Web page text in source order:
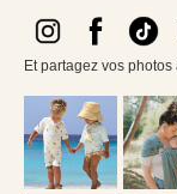
Et partagez vos photos